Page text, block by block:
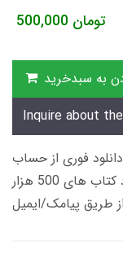
500,000 تومان
به سبدخرید
Inquire about
هزار تومانی دانلود فوری از حساب
کاربری می باشد، و زمان تحویل لینک دانلود کتاب های 500 هزار